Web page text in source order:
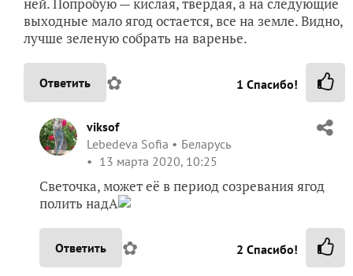
ней. Попробую — кислая, твердая, а на следующие
выходные мало ягод остается, все на земле. Видно,
лучше зеленую собрать на варенье.
Ответить ✿ 1 Спасибо!
viksof
Lebedeva Sofia
Беларусь
13 марта 2020, 10:25
Светочка, может её в период созревания ягод
полить надА
Ответить ✿ 2 Спасибо!